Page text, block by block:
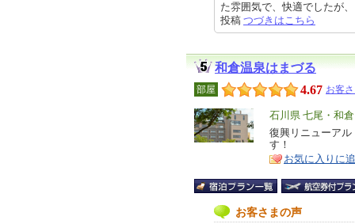
た雰囲気で、快適でしたが
投稿 つづきはこちら
和倉温泉はまづる
部屋 4.67 お客
エ
リ
ア
石川県 七尾・和
特
徴
復興リニューア
す！
お気に入りに
お客さまの声